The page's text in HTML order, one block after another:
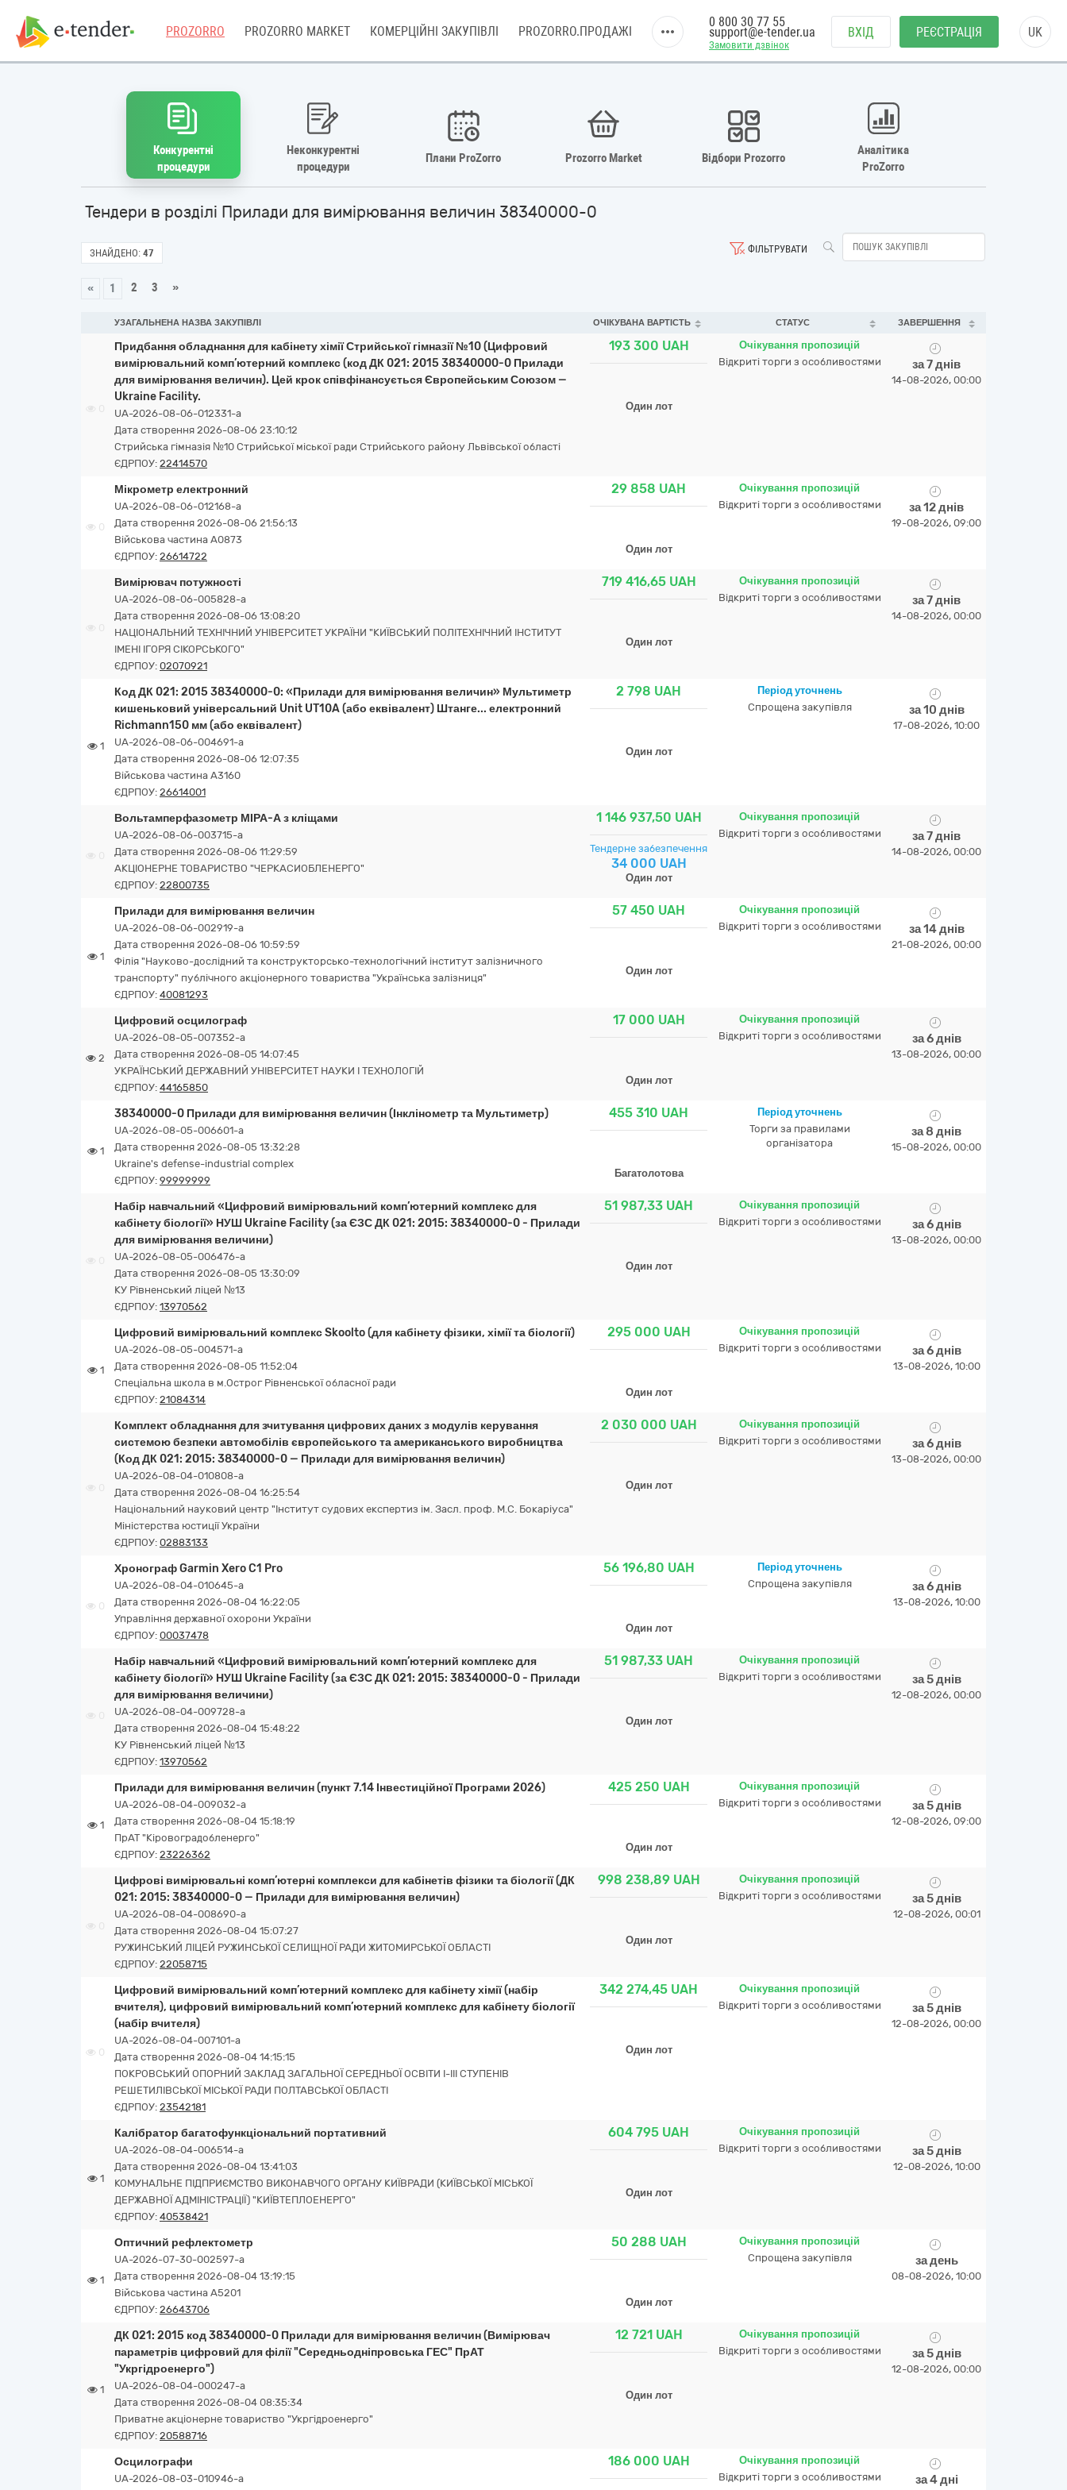
PROZORRO PROZORRO MARKET КОМЕРЦІЙНІ ЗАКУПІВЛІ PROZORRO.ПРОДАЖІ
Замовити дзвінок
0 800 30 77 55
support@e-tender.ua ВХІД РЕЄСТРАЦІЯ UK
Конкурентні
процедури
Неконкурентні
процедури
Плани ProZorro Prozorro Market Відбори Prozorro
Аналітика
ProZorro
Тендери в розділі Прилади для вимірювання величин 38340000-0
ФІЛЬТРУВАТИ
ЗНАЙДЕНО: 47
« 1 2 3 »
УЗАГАЛЬНЕНА НАЗВА ЗАКУПІВЛІ ОЧІКУВАНА ВАРТІСТЬ СТАТУС ЗАВЕРШЕННЯ
Придбання обладнання для кабінету хімії Стрийської гімназії №10 (Цифровий
вимірювальний комп’ютерний комплекс (код ДК 021: 2015 38340000-0 Прилади
для вимірювання величин). Цей крок співфінансується Європейським Союзом —
Ukraine Facility.
UA-2026-08-06-012331-a
Дата створення 2026-08-06 23:10:12
Стрийська гімназія №10 Стрийської міської ради Стрийського району Львівської області
ЄДРПОУ: 22414570
193 300 UAH
Один лот
Очікування пропозицій
Відкриті торги з особливостями
за 7 днів
14-08-2026, 00:00
0
Мікрометр електронний
UA-2026-08-06-012168-a
Дата створення 2026-08-06 21:56:13
Військова частина А0873
ЄДРПОУ: 26614722
29 858 UAH
Один лот
Очікування пропозицій
Відкриті торги з особливостями
за 12 днів
19-08-2026, 09:00
Вимірювач потужності
UA-2026-08-06-005828-a
Дата створення 2026-08-06 13:08:20
НАЦІОНАЛЬНИЙ ТЕХНІЧНИЙ УНІВЕРСИТЕТ УКРАЇНИ "КИЇВСЬКИЙ ПОЛІТЕХНІЧНИЙ ІНСТИТУТ
ІМЕНІ ІГОРЯ СІКОРСЬКОГО"
ЄДРПОУ: 02070921
719 416,65 UAH
Один лот
Очікування пропозицій
Відкриті торги з особливостями
за 7 днів
14-08-2026, 00:00
1
Код ДК 021: 2015 38340000-0: «Прилади для вимірювання величин» Мультиметр
кишеньковий універсальний Unit UT10A (або еквівалент) Штанге... електронний
Richmann150 мм (або еквівалент)
UA-2026-08-06-004691-a
Дата створення 2026-08-06 12:07:35
Військова частина А3160
ЄДРПОУ: 26614001
2 798 UAH
Один лот
Період уточнень
Спрощена закупівля
за 10 днів
17-08-2026, 10:00
Вольтамперфазометр МІРА-А з кліщами
UA-2026-08-06-003715-a
Дата створення 2026-08-06 11:29:59
АКЦІОНЕРНЕ ТОВАРИСТВО "ЧЕРКАСИОБЛЕНЕРГО"
ЄДРПОУ: 22800735
1 146 937,50 UAH
Тендерне забезпечення
34 000 UAH
Один лот
Очікування пропозицій
Відкриті торги з особливостями
за 7 днів
14-08-2026, 00:00
1
Прилади для вимірювання величин
UA-2026-08-06-002919-a
Дата створення 2026-08-06 10:59:59
Філія "Науково-дослідний та конструкторсько-технологічний інститут залізничного
транспорту" публічного акціонерного товариства "Українська залізниця"
ЄДРПОУ: 40081293
57 450 UAH
Один лот
Очікування пропозицій
Відкриті торги з особливостями
за 14 днів
21-08-2026, 00:00
2
Цифровий осцилограф
UA-2026-08-05-007352-a
Дата створення 2026-08-05 14:07:45
УКРАЇНСЬКИЙ ДЕРЖАВНИЙ УНІВЕРСИТЕТ НАУКИ І ТЕХНОЛОГІЙ
ЄДРПОУ: 44165850
17 000 UAH
Один лот
Очікування пропозицій
Відкриті торги з особливостями
за 6 днів
13-08-2026, 00:00
1
38340000-0 Прилади для вимірювання величин (Інклінометр та Мультиметр)
UA-2026-08-05-006601-a
Дата створення 2026-08-05 13:32:28
Ukraine's defense-industrial complex
ЄДРПОУ: 99999999
455 310 UAH
Багатолотова
Період уточнень
Торги за правилами
організатора
за 8 днів
15-08-2026, 00:00
Набір навчальний «Цифровий вимірювальний комп’ютерний комплекс для
кабінету біології» НУШ Ukraine Facility (за ЄЗС ДК 021: 2015: 38340000-0 - Прилади
для вимірювання величини)
UA-2026-08-05-006476-a
Дата створення 2026-08-05 13:30:09
КУ Рівненський ліцей №13
ЄДРПОУ: 13970562
51 987,33 UAH
Один лот
Очікування пропозицій
Відкриті торги з особливостями
за 6 днів
13-08-2026, 00:00
1
Цифровий вимірювальний комплекс Skoolto (для кабінету фізики, хімії та біології)
UA-2026-08-05-004571-a
Дата створення 2026-08-05 11:52:04
Спеціальна школа в м.Острог Рівненської обласної ради
ЄДРПОУ: 21084314
295 000 UAH
Один лот
Очікування пропозицій
Відкриті торги з особливостями
за 6 днів
13-08-2026, 10:00
Комплект обладнання для зчитування цифрових даних з модулів керування
системою безпеки автомобілів європейського та американського виробництва
(Код ДК 021: 2015: 38340000-0 — Прилади для вимірювання величин)
UA-2026-08-04-010808-a
Дата створення 2026-08-04 16:25:54
Національний науковий центр "Інститут судових експертиз ім. Засл. проф. М.С. Бокаріуса"
Міністерства юстиції України
ЄДРПОУ: 02883133
2 030 000 UAH
Один лот
Очікування пропозицій
Відкриті торги з особливостями
за 6 днів
13-08-2026, 00:00
0
Хронограф Garmin Xero C1 Pro
UA-2026-08-04-010645-a
Дата створення 2026-08-04 16:22:05
Управління державної охорони України
ЄДРПОУ: 00037478
56 196,80 UAH
Один лот
Період уточнень
Спрощена закупівля
за 6 днів
13-08-2026, 10:00
Набір навчальний «Цифровий вимірювальний комп’ютерний комплекс для
кабінету біології» НУШ Ukraine Facility (за ЄЗС ДК 021: 2015: 38340000-0 - Прилади
для вимірювання величини)
UA-2026-08-04-009728-a
Дата створення 2026-08-04 15:48:22
КУ Рівненський ліцей №13
ЄДРПОУ: 13970562
51 987,33 UAH
Один лот
Очікування пропозицій
Відкриті торги з особливостями
за 5 днів
12-08-2026, 00:00
1
Прилади для вимірювання величин (пункт 7.14 Інвестиційної Програми 2026)
UA-2026-08-04-009032-a
Дата створення 2026-08-04 15:18:19
ПрАТ "Кіровоградобленерго"
ЄДРПОУ: 23226362
425 250 UAH
Один лот
Очікування пропозицій
Відкриті торги з особливостями
за 5 днів
12-08-2026, 09:00
Цифрові вимірювальні комп’ютерні комплекси для кабінетів фізики та біології (ДК
021: 2015: 38340000-0 — Прилади для вимірювання величин)
UA-2026-08-04-008690-a
Дата створення 2026-08-04 15:07:27
РУЖИНСЬКИЙ ЛІЦЕЙ РУЖИНСЬКОЇ СЕЛИЩНОЇ РАДИ ЖИТОМИРСЬКОЇ ОБЛАСТІ
ЄДРПОУ: 22058715
998 238,89 UAH
Один лот
Очікування пропозицій
Відкриті торги з особливостями
за 5 днів
12-08-2026, 00:01
0
Цифровий вимірювальний комп’ютерний комплекс для кабінету хімії (набір
вчителя), цифровий вимірювальний комп’ютерний комплекс для кабінету біології
(набір вчителя)
UA-2026-08-04-007101-a
Дата створення 2026-08-04 14:15:15
ПОКРОВСЬКИЙ ОПОРНИЙ ЗАКЛАД ЗАГАЛЬНОЇ СЕРЕДНЬОЇ ОСВІТИ І-ІІІ СТУПЕНІВ
РЕШЕТИЛІВСЬКОЇ МІСЬКОЇ РАДИ ПОЛТАВСЬКОЇ ОБЛАСТІ
ЄДРПОУ: 23542181
342 274,45 UAH
Один лот
Очікування пропозицій
Відкриті торги з особливостями
за 5 днів
12-08-2026, 00:00
1
Калібратор багатофункціональний портативний
UA-2026-08-04-006514-a
Дата створення 2026-08-04 13:41:03
КОМУНАЛЬНЕ ПІДПРИЄМСТВО ВИКОНАВЧОГО ОРГАНУ КИЇВРАДИ (КИЇВСЬКОЇ МІСЬКОЇ
ДЕРЖАВНОЇ АДМІНІСТРАЦІЇ) "КИЇВТЕПЛОЕНЕРГО"
ЄДРПОУ: 40538421
604 795 UAH
Один лот
Очікування пропозицій
Відкриті торги з особливостями
за 5 днів
12-08-2026, 10:00
1
Оптичний рефлектометр
UA-2026-07-30-002597-a
Дата створення 2026-08-04 13:19:15
Військова частина А5201
ЄДРПОУ: 26643706
50 288 UAH
Один лот
Очікування пропозицій
Спрощена закупівля
за день
08-08-2026, 10:00
1
ДК 021: 2015 код 38340000-0 Прилади для вимірювання величин (Вимірювач
параметрів цифровий для філії "Середньодніпровська ГЕС" ПрАТ
"Укргідроенерго")
UA-2026-08-04-000247-a
Дата створення 2026-08-04 08:35:34
Приватне акціонерне товариство "Укргідроенерго"
ЄДРПОУ: 20588716
12 721 UAH
Один лот
Очікування пропозицій
Відкриті торги з особливостями
за 5 днів
12-08-2026, 00:00
Осцилографи
UA-2026-08-03-010946-a
186 000 UAH
Очікування пропозицій
Відкриті торги з особливостями
за 4 дні